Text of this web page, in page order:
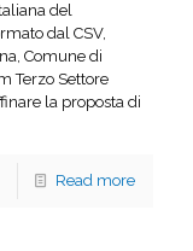
del
dal CSV,
Comune di
Terzo Settore
la proposta di
Read more